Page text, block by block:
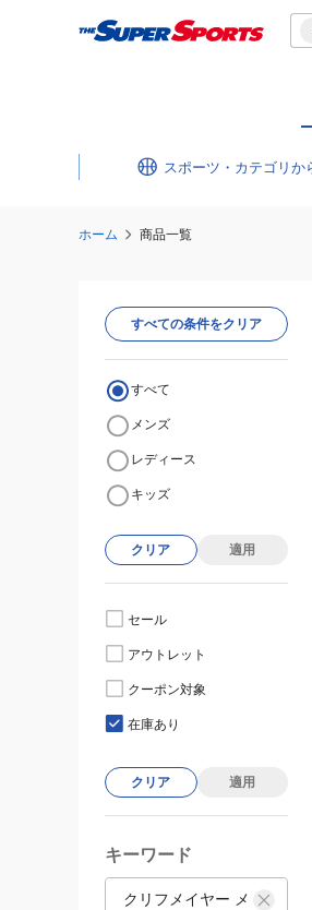
スポーツ・カテゴリ
ホーム 商品一覧
すべての条件をクリア
すべて
メンズ
レディース
キッズ
クリア 適用
セール
アウトレット
クーポン対象
在庫あり
クリア 適用
キーワード